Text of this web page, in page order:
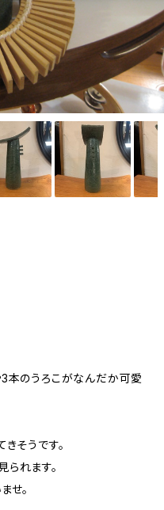
本のうろこがなんだか可愛
そうです。
れます。
せ。